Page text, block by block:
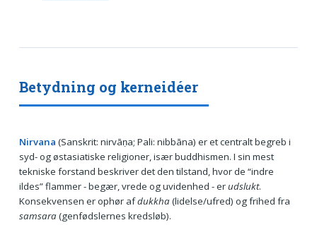
Betydning og kerneidéer
Nirvana (Sanskrit: nirvāṇa; Pali: nibbāna) er et centralt begreb i
syd- og østasiatiske religioner, især buddhismen. I sin mest
tekniske forstand beskriver det den tilstand, hvor de “indre
ildes” flammer - begær, vrede og uvidenhed - erudslukt.
Konsekvensen er ophør afdukkha(lidelse/ufred) og frihed fra
samsara(genfødslernes kredsløb).